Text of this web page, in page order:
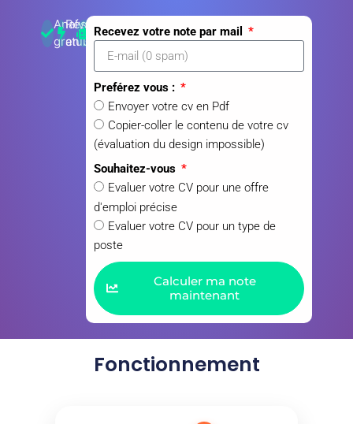
Analyse
gratuite
Résultats
en 3 min
100%
IA
Recevez votre note par mail
Preférez vous :
Envoyer votre cv en Pdf
Copier-coller le contenu de votre cv
(évaluation du design impossible)
Souhaitez-vous
Evaluer votre CV pour une offre
d'emploi précise
Evaluer votre CV pour un type de
poste
Calculer ma note
maintenant
Fonctionnement